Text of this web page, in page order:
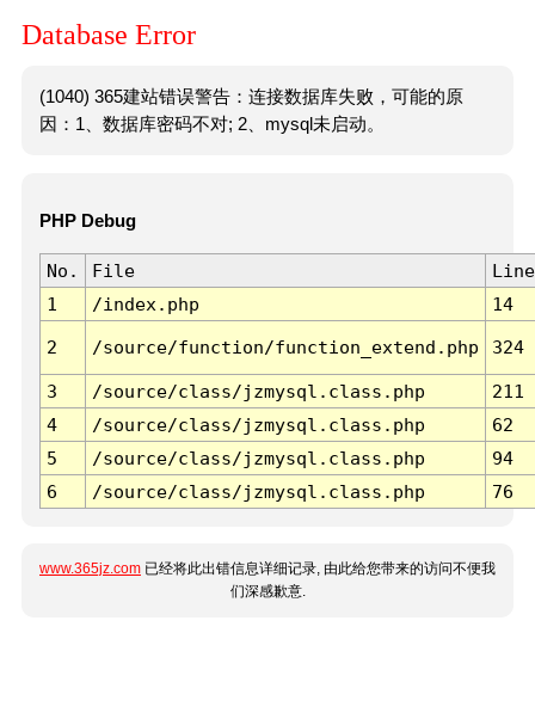
Database Error
(1040) 365建站错误警告：连接数据库失败，可能的原
因：1、数据库密码不对; 2、mysql未启动。
PHP Debug
No. File
Line
1
/index.php 14
2 /source/function/function_extend.php 324
3 /source/class/jzmysql.class.php
211
4
/source/class/jzmysql.class.php
62
5
/source/class/jzmysql.class.php
94
6
/source/class/jzmysql.class.php 76
www.365jz.com 已经将此出错信息详细记录, 由此给您带来的访问不便我
们深感歉意.